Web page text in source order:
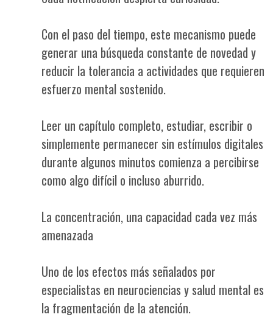
Con el paso del tiempo, este mecanismo puede
generar una búsqueda constante de novedad y
reducir la tolerancia a actividades que requieren
esfuerzo mental sostenido.
Leer un capítulo completo, estudiar, escribir o
simplemente permanecer sin estímulos digitales
durante algunos minutos comienza a percibirse
como algo difícil o incluso aburrido.
La concentración, una capacidad cada vez más
amenazada
Uno de los efectos más señalados por
especialistas en neurociencias y salud mental es
la fragmentación de la atención.